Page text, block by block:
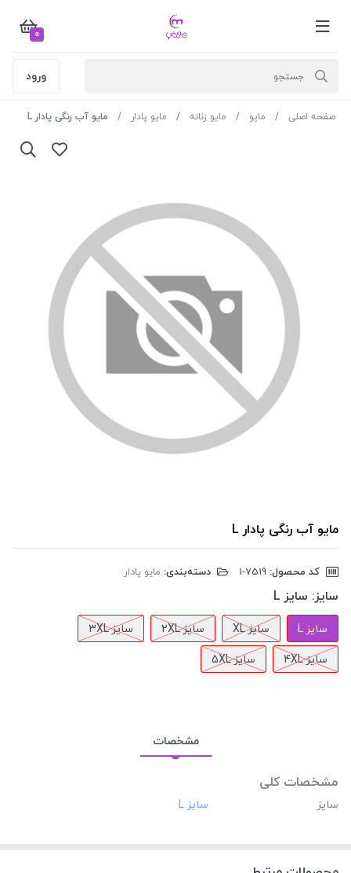
0
ورود
صفحه اصلی مایو مایو زنانه مایو پادار مایو آب رنگی پادار L
مایو آب رنگی پادار L
کد محصول: دسته‌بندی: مایو پادار
سایز: سایز L
سایز L سایز XL سایز 2XL
سایز 3XL
سایز 4XL
سایز 5XL
مشخصات
مشخصات کلی
سایز